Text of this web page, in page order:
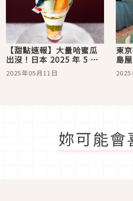
【甜點速報】大量哈蜜瓜
出沒！日本 2025 年 5 月
必吃美麗甜點
2025年05月11日
東
島
經
妳可能會